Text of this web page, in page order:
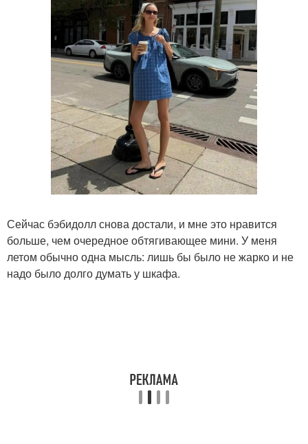
Сейчас бэбидолл снова достали, и мне это нравится
больше, чем очередное обтягивающее мини. У меня
летом обычно одна мысль: лишь бы было не жарко и не
надо было долго думать у шкафа.